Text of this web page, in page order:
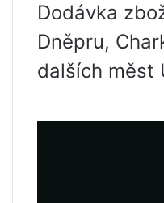
Dodávka
Dněpru,
dalších měst